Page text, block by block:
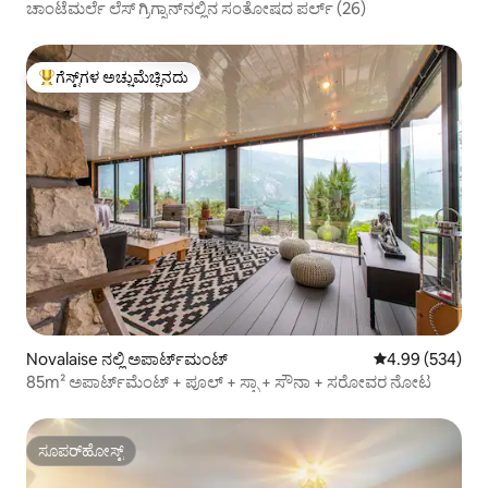
ಚಾಂಟೆಮರ್ಲೆ ಲೆಸ್ ಗ್ರಿಗ್ನಾನ್‌ನಲ್ಲಿನ ಸಂತೋಷದ ಪರ್ಲ್ (26)
ಗೆಸ್ಟ್‌ಗಳಿಗೆ ಅತಿ ಹೆಚ್ಚು ಅಚ್ಚುಮೆಚ್ಚಿನದು
ಗೆಸ್ಟ್‌ಗಳ ಅಚ್ಚುಮೆಚ್ಚಿನದು
Novalaise ನಲ್ಲಿ ಅಪಾರ್ಟ್‌ಮಂಟ್ 5 ರಲ್ಲಿ 4.99
4.99 (534)
85m² ಅಪಾರ್ಟ್‌ಮೆಂಟ್ + ಪೂಲ್ + ಸ್ಪಾ + ಸೌನಾ + ಸರೋವರ ನೋಟ
ಸೂಪರ್‌ಹೋಸ್ಟ್
ಸೂಪರ್‌ಹೋಸ್ಟ್